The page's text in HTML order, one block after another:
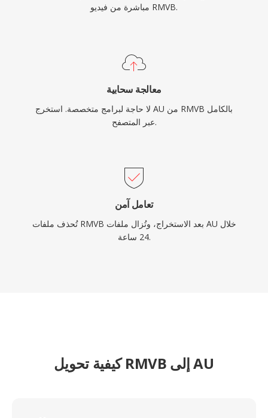
مباشرة من فيديو RMVB.
معالجة سحابية
لا حاجة لبرامج متخصصة. استخرج AU من RMVB بالكامل
عبر المتصفح.
تعامل آمن
تُحذف ملفات RMVB بعد الاستخراج، وتُزال ملفات AU خلال
24 ساعة.
كيفية تحويل RMVB إلى AU